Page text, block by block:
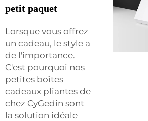
petit paquet
Lorsque vous offrez
un cadeau, le style a
de l'importance.
C'est pourquoi nos
petites boîtes
cadeaux pliantes de
chez CyGedin sont
la solution idéale